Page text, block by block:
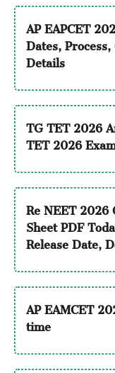
AP EAPCET
Dates,
Details
TG TET 2026
TET 2026
Re NEET
Sheet PDF
Release Date,
AP EAMCET
time